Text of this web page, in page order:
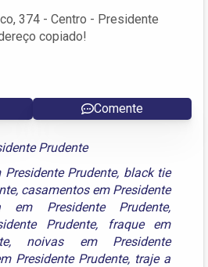
374 - Centro - Presidente
copiado!
Comente
Prudente
Prudente, black tie
, casamentos em Presidente
em Presidente Prudente,
Prudente,
fraque em
, noivas em Presidente
Presidente Prudente, traje a